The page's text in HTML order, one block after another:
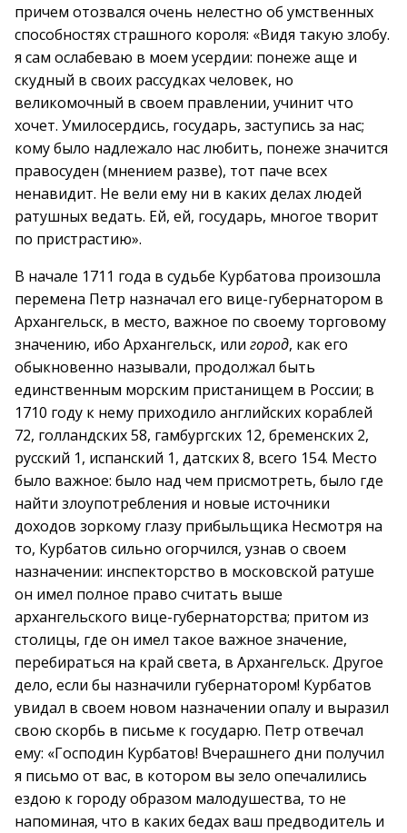
причем отозвался очень нелестно об умственных
способностях страшного короля: «Видя такую злобу.
я сам ослабеваю в моем усердии: понеже аще и
скудный в своих рассудках человек, но
великомочный в своем правлении, учинит что
хочет. Умилосердись, государь, заступись за нас;
кому было надлежало нас любить, понеже значится
правосуден (мнением разве), тот паче всех
ненавидит. Не вели ему ни в каких делах людей
ратушных ведать. Ей, ей, государь, многое творит
по пристрастию».
В начале 1711 года в судьбе Курбатова произошла
перемена Петр назначал его вице-губернатором в
Архангельск, в место, важное по своему торговому
значению, ибо Архангельск, или город, как его
обыкновенно называли, продолжал быть
единственным морским пристанищем в России; в
1710 году к нему приходило английских кораблей
72, голландских 58, гамбургских 12, бременских 2,
русский 1, испанский 1, датских 8, всего 154. Место
было важное: было над чем присмотреть, было где
найти злоупотребления и новые источники
доходов зоркому глазу прибыльщика Несмотря на
то, Курбатов сильно огорчился, узнав о своем
назначении: инспекторство в московской ратуше
он имел полное право считать выше
архангельского вице-губернаторства; притом из
столицы, где он имел такое важное значение,
перебираться на край света, в Архангельск. Другое
дело, если бы назначили губернатором! Курбатов
увидал в своем новом назначении опалу и выразил
свою скорбь в письме к государю. Петр отвечал
ему: «Господин Курбатов! Вчерашнего дни получил
я письмо от вас, в котором вы зело опечалились
ездою к городу образом малодушества, то не
напоминая, что в каких бедах ваш предводитель и